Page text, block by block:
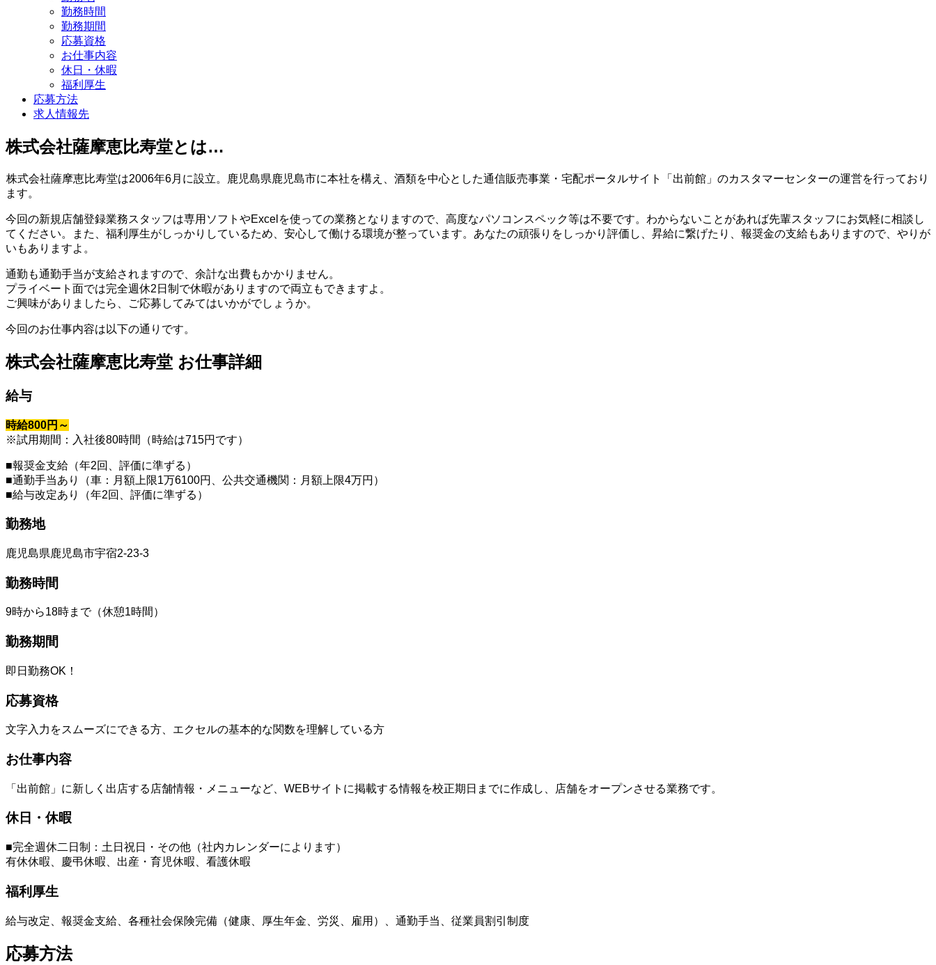
勤務時間
勤務期間
応募資格
お仕事内容
休日・休暇
福利厚生
応募方法
求人情報先
株式会社薩摩恵比寿堂とは…
株式会社薩摩恵比寿堂は2006年6月に設立。鹿児島県鹿児島市に本社を構え、酒類を中心とした通信販売事業・宅配ポータルサイト「出前館」のカスタマーセンターの運営を行っており
ます。
今回の新規店舗登録業務スタッフは専用ソフトやExcelを使っての業務となりますので、高度なパソコンスペック等は不要です。わからないことがあれば先輩スタッフにお気軽に相談し
てください。また、福利厚生がしっかりしているため、安心して働ける環境が整っています。あなたの頑張りをしっかり評価し、昇給に繋げたり、報奨金の支給もありますので、やりが
いもありますよ。
通勤も通勤手当が支給されますので、余計な出費もかかりません。
プライベート面では完全週休2日制で休暇がありますので両立もできますよ。
ご興味がありましたら、ご応募してみてはいかがでしょうか。
今回のお仕事内容は以下の通りです。
株式会社薩摩恵比寿堂 お仕事詳細
給与
時給800円～
※試用期間：入社後80時間（時給は715円です）
■報奨金支給（年2回、評価に準ずる）
■通勤手当あり（車：月額上限1万6100円、公共交通機関：月額上限4万円）
■給与改定あり（年2回、評価に準ずる）
勤務地
鹿児島県鹿児島市宇宿2-23-3
勤務時間
9時から18時まで（休憩1時間）
勤務期間
即日勤務OK！
応募資格
文字入力をスムーズにできる方、エクセルの基本的な関数を理解している方
お仕事内容
「出前館」に新しく出店する店舗情報・メニューなど、WEBサイトに掲載する情報を校正期日までに作成し、店舗をオープンさせる業務です。
休日・休暇
■完全週休二日制：土日祝日・その他（社内カレンダーによります）
有休休暇、慶弔休暇、出産・育児休暇、看護休暇
福利厚生
給与改定、報奨金支給、各種社会保険完備（健康、厚生年金、労災、雇用）、通勤手当、従業員割引制度
応募方法